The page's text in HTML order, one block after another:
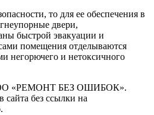
то для ее обеспечения в
двери,
быстрой эвакуации и
помещения отделываются
негорючего и нетоксичного
«РЕМОНТ БЕЗ ОШИБОК».
сайта без ссылки на